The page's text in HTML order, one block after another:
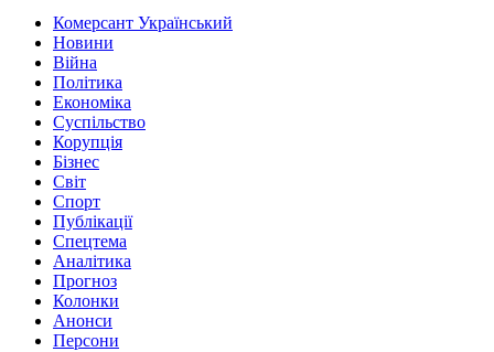
Комерсант Український
Новини
Війна
Політика
Економіка
Суспільство
Корупція
Бізнес
Світ
Спорт
Публікації
Спецтема
Аналітика
Прогноз
Колонки
Анонси
Персони